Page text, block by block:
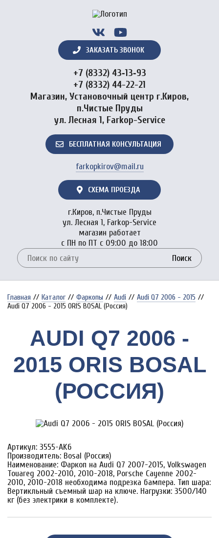
ЗАКАЗАТЬ ЗВОНОК
+7 (8332) 43‑13‑93
+7 (8332) 44-22-21
Магазин, Установочный центр г.Киров,
п.Чистые Пруды
ул. Лесная 1, Farkop-Service
БЕСПЛАТНАЯ КОНСУЛЬТАЦИЯ
farkopkirov@mail.ru
СХЕМА ПРОЕЗДА
г.Киров, п.Чистые Пруды
ул. Лесная 1, Farkop-Service
магазин работает
с ПН по ПТ с 09:00 до 18:00
Поиск
Главная // Каталог // Фаркопы // Audi // Audi Q7 2006 - 2015 //
Audi Q7 2006 - 2015 ORIS BOSAL (Россия)
AUDI Q7 2006 -
2015 ORIS BOSAL
(РОССИЯ)
Артикул: 3555-AK6
Производитель: Bosal (Россия)
Наименование: Фаркоп на Audi Q7 2007-2015, Volkswagen
Touareg 2002-2010, 2010-2018, Porsche Cayenne 2002-
2010, 2010-2018 необходима подрезка бампера. Тип шара:
Вертикльный съемный шар на ключе. Нагрузки: 3500/140
кг (без электрики в комплекте).